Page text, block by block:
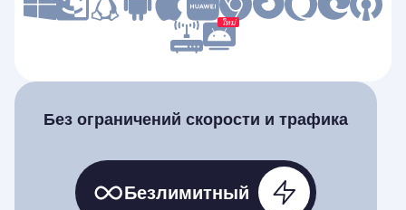
ใหม่
Без ограничений скорости и трафика
Безлимитный